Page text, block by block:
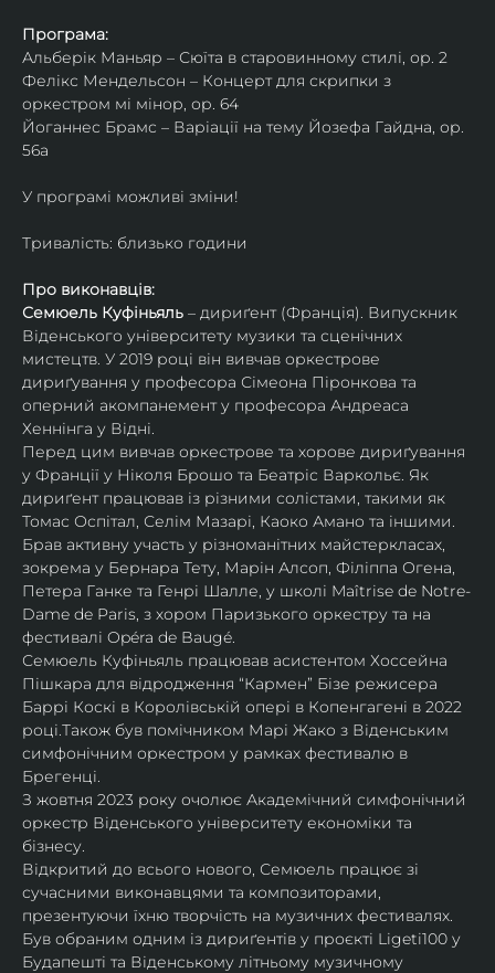
Програма:
Альберік Маньяр – Сюїта в старовинному стилі, ор. 2
Фелікс Мендельсон – Концерт для скрипки з
оркестром мі мінор, ор. 64
Йоганнес Брамс – Варіації на тему Йозефа Гайдна, ор.
56a
У програмі можливі зміни!
Тривалість: близько години
Про виконавців:
Семюель Куфіньяль – дириґент (Франція). Випускник
Віденського університету музики та сценічних
мистецтв. У 2019 році він вивчав оркестрове
дириґування у професора Сімеона Піронкова та
оперний акомпанемент у професора Андреаса
Хеннінга у Відні.
Перед цим вивчав оркестрове та хорове дириґування
у Франції у Ніколя Брошо та Беатріс Варкольє. Як
дириґент працював із різними солістами, такими як
Томас Оспітал, Селім Мазарі, Каоко Амано та іншими.
Брав активну участь у різноманітних майстеркласах,
зокрема у Бернара Тету, Марін Алсоп, Філіппа Огена,
Петера Ганке та Генрі Шалле, у школі Maîtrise de Notre-
Dame de Paris, з хором Паризького оркестру та на
фестивалі Opéra de Baugé.
Семюель Куфіньяль працював асистентом Хоссейна
Пішкара для відродження “Кармен” Бізе режисера
Баррі Коскі в Королівській опері в Копенгагені в 2022
році.Також був помічником Марі Жако з Віденським
симфонічним оркестром у рамках фестивалю в
Брегенці.
З жовтня 2023 року очолює Академічний симфонічний
оркестр Віденського університету економіки та
бізнесу.
Відкритий до всього нового, Семюель працює зі
сучасними виконавцями та композиторами,
презентуючи їхню творчість на музичних фестивалях.
Був обраним одним із дириґентів у проєкті Ligeti100 у
Будапешті та Віденському літньому музичному